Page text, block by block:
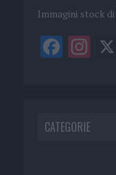
Immagini stock di
CATEGORIE